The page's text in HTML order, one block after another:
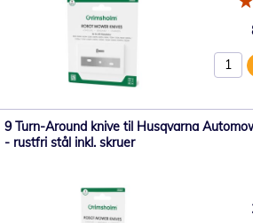
9 Turn-Around knive til Husqvarna
- rustfri stål inkl. skruer